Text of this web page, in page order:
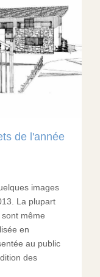
de l'année
images
La plupart
même
en
au public
des